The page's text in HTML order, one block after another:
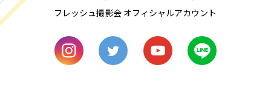
mon
フレッシュ撮影会 オフィシャルアカウント